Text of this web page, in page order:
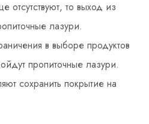
то выход из
лазури.
в выборе продуктов
пропиточные лазури.
сохранить покрытие на